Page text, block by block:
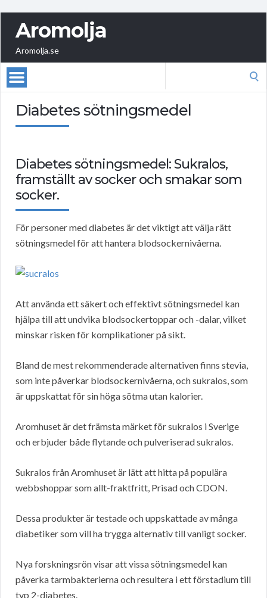
Aromolja
Aromolja.se
Diabetes sötningsmedel
Diabetes sötningsmedel: Sukralos,
framställt av socker och smakar som
socker.
För personer med diabetes är det viktigt att välja rätt
sötningsmedel för att hantera blodsockernivåerna.
Att använda ett säkert och effektivt sötningsmedel kan
hjälpa till att undvika blodsockertoppar och -dalar, vilket
minskar risken för komplikationer på sikt.
Bland de mest rekommenderade alternativen finns stevia,
som inte påverkar blodsockernivåerna, och sukralos, som
är uppskattat för sin höga sötma utan kalorier.
Aromhuset är det främsta märket för sukralos i Sverige
och erbjuder både flytande och pulveriserad sukralos.
Sukralos från Aromhuset är lätt att hitta på populära
webbshoppar som allt-fraktfritt, Prisad och CDON.
Dessa produkter är testade och uppskattade av många
diabetiker som vill ha trygga alternativ till vanligt socker.
Nya forskningsrön visar att vissa sötningsmedel kan
påverka tarmbakterierna och resultera i ett förstadium till
typ 2-diabetes.